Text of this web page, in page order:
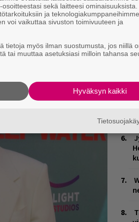
tästä.
sekä laitteesi
ja teknologiakumppaneihimme
voi vaikuttaa sivuston toimivuuteen ja
tietoja myös ilman suostumusta, jos niillä
tai muuttaa asetuksiasi milloin tahansa
Hyväksyn kaikki